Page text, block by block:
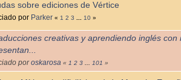
sobre ediciones de Vértice
por Parker « 1 2 3 ... 10 »
creativas y aprendiendo inglés con
poroskarosa « 1 2 3 ... 101 »